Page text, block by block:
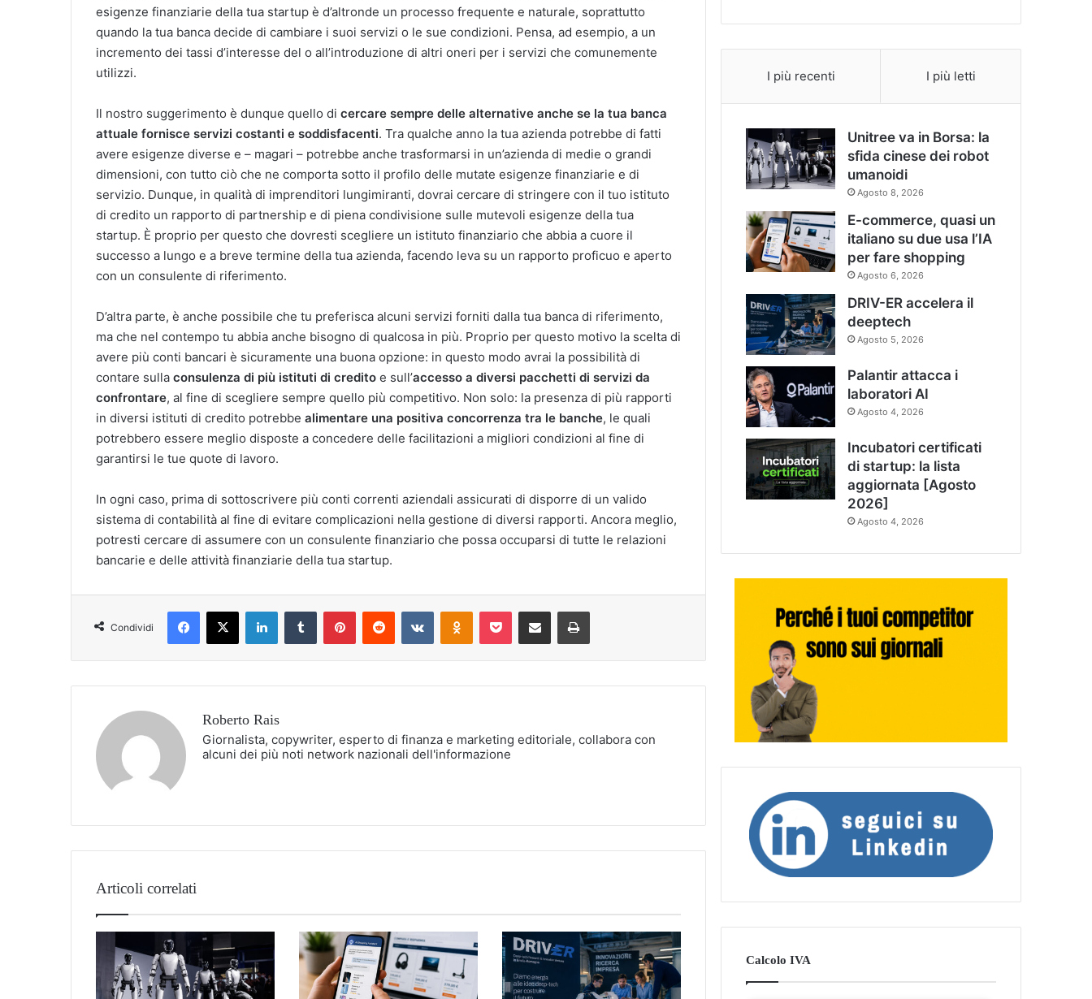
esigenze finanziarie della tua startup è d’altronde un processo frequente e naturale, soprattutto
quando la tua banca decide di cambiare i suoi servizi o le sue condizioni. Pensa, ad esempio, a un
incremento dei tassi d’interesse del o all’introduzione di altri oneri per i servizi che comunemente
utilizzi.
Il nostro suggerimento è dunque quello di cercare sempre delle alternative anche se la tua banca
attuale fornisce servizi costanti e soddisfacenti. Tra qualche anno la tua azienda potrebbe di fatti
avere esigenze diverse e – magari – potrebbe anche trasformarsi in un’azienda di medie o grandi
dimensioni, con tutto ciò che ne comporta sotto il profilo delle mutate esigenze finanziarie e di
servizio. Dunque, in qualità di imprenditori lungimiranti, dovrai cercare di stringere con il tuo istituto
di credito un rapporto di partnership e di piena condivisione sulle mutevoli esigenze della tua
startup. È proprio per questo che dovresti scegliere un istituto finanziario che abbia a cuore il
successo a lungo e a breve termine della tua azienda, facendo leva su un rapporto proficuo e aperto
con un consulente di riferimento.
D’altra parte, è anche possibile che tu preferisca alcuni servizi forniti dalla tua banca di riferimento,
ma che nel contempo tu abbia anche bisogno di qualcosa in più. Proprio per questo motivo la scelta di
avere più conti bancari è sicuramente una buona opzione: in questo modo avrai la possibilità di
contare sulla consulenza di più istituti di credito e sull’accesso a diversi pacchetti di servizi da
confrontare, al fine di scegliere sempre quello più competitivo. Non solo: la presenza di più rapporti
in diversi istituti di credito potrebbe alimentare una positiva concorrenza tra le banche, le quali
potrebbero essere meglio disposte a concedere delle facilitazioni a migliori condizioni al fine di
garantirsi le tue quote di lavoro.
In ogni caso, prima di sottoscrivere più conti correnti aziendali assicurati di disporre di un valido
sistema di contabilità al fine di evitare complicazioni nella gestione di diversi rapporti. Ancora meglio,
potresti cercare di assumere con un consulente finanziario che possa occuparsi di tutte le relazioni
bancarie e delle attività finanziarie della tua startup.
Condividi
Facebook
X LinkedInTumblrPinterestRedditVKontakteOdnoklassniki
PocketCondividi via Email Stampa
Roberto Rais
Giornalista, copywriter, esperto di finanza e marketing editoriale, collabora con
alcuni dei più noti network nazionali dell'informazione
Articoli correlati
I più recenti I più letti
Unitree va in Borsa: la
sfida cinese dei robot
umanoidi
Agosto 8, 2026
E-commerce, quasi un
italiano su due usa l’IA
per fare shopping
Agosto 6, 2026
DRIV-ER accelera il
deeptech
Agosto 5, 2026
Palantir attacca i
laboratori AI
Agosto 4, 2026
Incubatori certificati
di startup: la lista
aggiornata [Agosto
2026]
Agosto 4, 2026
Calcolo IVA